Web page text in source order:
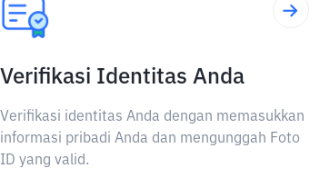
Verifikasi Identitas Anda
Verifikasi identitas Anda dengan memasukkan
informasi pribadi Anda dan mengunggah Foto
ID yang valid.